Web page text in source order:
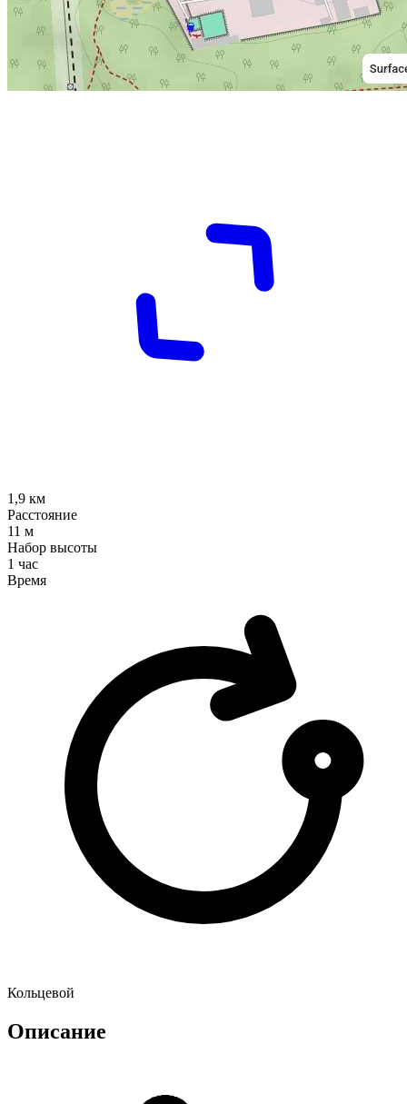
1,9 км
Расстояние
11 м
Набор высоты
1 час
Время
Кольцевой
Описание